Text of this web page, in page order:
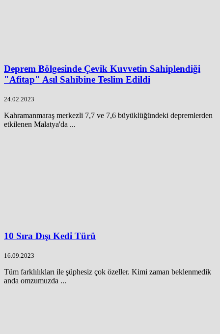
Deprem Bölgesinde Çevik Kuvvetin Sahiplendiği
"Afitap" Asıl Sahibine Teslim Edildi
24.02.2023
Kahramanmaraş merkezli 7,7 ve 7,6 büyüklüğündeki depremlerden
etkilenen Malatya'da ...
10 Sıra Dışı Kedi Türü
16.09.2023
Tüm farklılıkları ile şüphesiz çok özeller. Kimi zaman beklenmedik
anda omzumuzda ...